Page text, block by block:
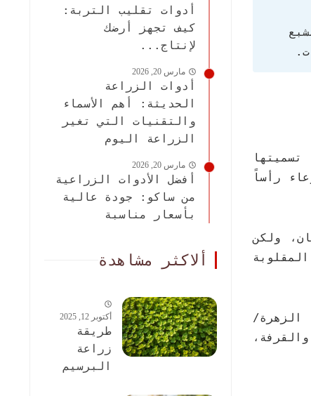
رأساً
ولكن
الزهرة/
أدوات تقليب التربة:
كيف تجهز أرضك
لإنتاج...
مارس 20, 2026
أدوات الزراعة
الحديثة: أهم الأسماء
والتقنيات التي تغير
الزراعة اليوم
مارس 20, 2026
أفضل الأدوات الزراعية
من ساكو: جودة عالية
بأسعار مناسبة
ألاكثر مشاهدة
أكتوبر 12, 2025
طريقة
زراعة
البرسيم